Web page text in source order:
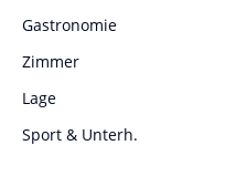
Gastronomie
Zimmer
Lage
Sport & Unterh.